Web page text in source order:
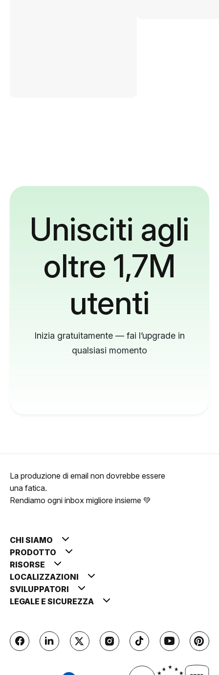
Unisciti agli
oltre 1,7M
utenti
Inizia gratuitamente — fai l’upgrade in
qualsiasi momento
La produzione di email non dovrebbe essere
una fatica.
Rendiamo ogni inbox migliore insieme 💚
CHI SIAMO
PRODOTTO
RISORSE
LOCALIZZAZIONI
SVILUPPATORI
LEGALE E SICUREZZA